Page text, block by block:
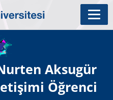
Aksugür
Öğrenci